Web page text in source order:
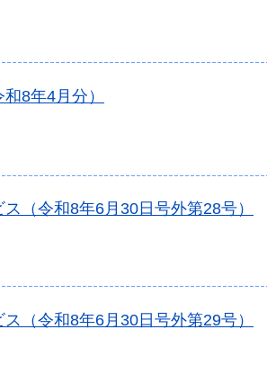
8年4月分）
（令和8年6月30日号外第28号）
（令和8年6月30日号外第29号）